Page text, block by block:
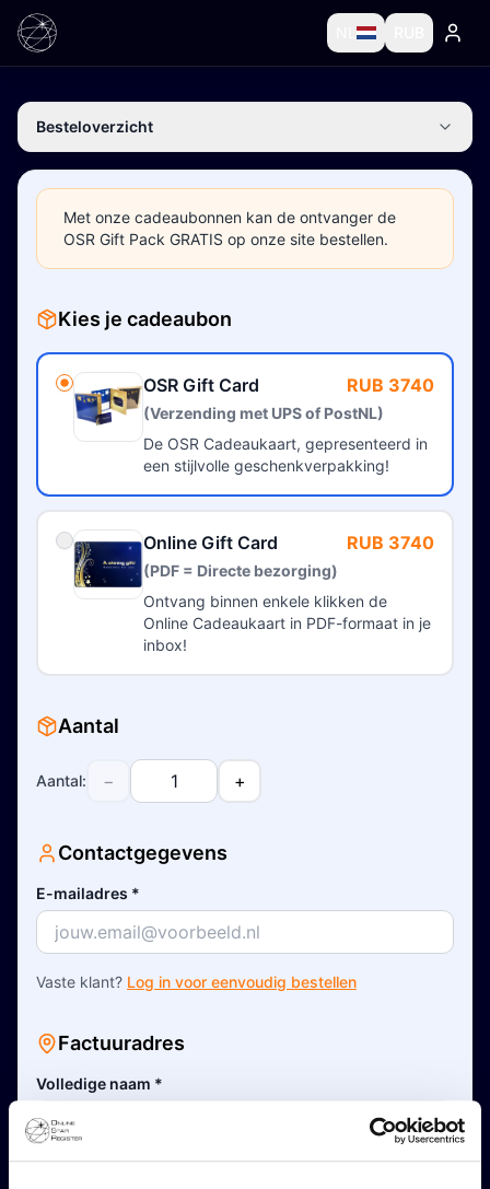
Besteloverzicht
Met onze cadeaubonnen kan de ontvanger de
OSR Gift Pack GRATIS op onze site bestellen.
Kies je cadeaubon
OSR Gift Card RUB 3740
(Verzending met UPS of PostNL)
De OSR Cadeaukaart, gepresenteerd in
een stijlvolle geschenkverpakking!
Online Gift Card RUB 3740
(PDF = Directe bezorging)
Ontvang binnen enkele klikken de
Online Cadeaukaart in PDF-formaat in je
inbox!
Aantal
Aantal: − +
Contactgegevens
E-mailadres *
Vaste klant? Log in voor eenvoudig bestellen
Factuuradres
Volledige naam *